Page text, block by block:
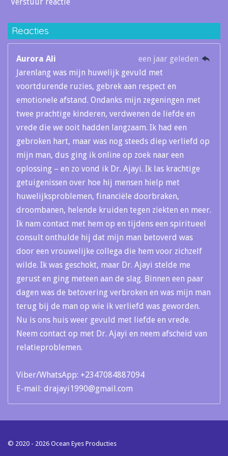
Reacties
Aurora Ali
een jaar geleden
Jarenlang was mijn huwelijk gevuld met
voortdurende ruzies, gebrek aan respect en
emotionele afstand. Ondanks mijn zegeningen met
twee prachtige kinderen, verdwenen de liefde en
vrede die we ooit hadden langzaam. Ik had een
gebroken hart, maar was nog steeds diep verliefd op
mijn man, dus ging ik online op zoek naar een
oplossing – en zo vond ik Dr. Ajayi. Ik las krachtige
getuigenissen over hoe hij mensen hielp met
huwelijksproblemen, financiële doorbraken,
droombanen, helende kruiden tegen ziekten en meer.
Ik nam contact met hem op en tijdens een spiritueel
consult onthulde hij dat mijn man betoverd was
door een vrouwelijke collega die hem voor zichzelf
wilde. Ik was geschokt, maar Dr. Ajayi stelde me
gerust en ging meteen aan de slag. Binnen een paar
dagen was de betovering verbroken en was mijn man
terug bij de man op wie ik verliefd was geworden.
Nu is ons huis weer gevuld met liefde en vrede.
Neem contact op met Dr. Ajayi en neem afscheid van
relatieproblemen.
Viber/WhatsApp: +2347084887094
E-mail: drajayi1990@gmail.com
© 2020 - 2026 Ocean Eyes Producties